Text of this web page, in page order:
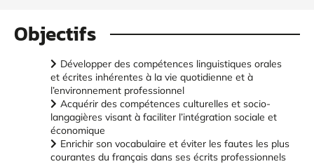
Objectifs
Développer des compétences linguistiques orales
et écrites inhérentes à la vie quotidienne et à
l’environnement professionnel
Acquérir des compétences culturelles et socio-
langagières visant à faciliter l’intégration sociale et
économique
Enrichir son vocabulaire et éviter les fautes les plus
courantes du français dans ses écrits professionnels